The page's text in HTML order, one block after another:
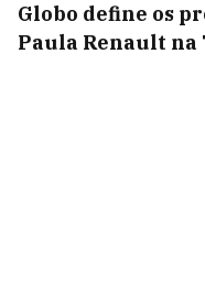
Globo define os
Paula Renault na